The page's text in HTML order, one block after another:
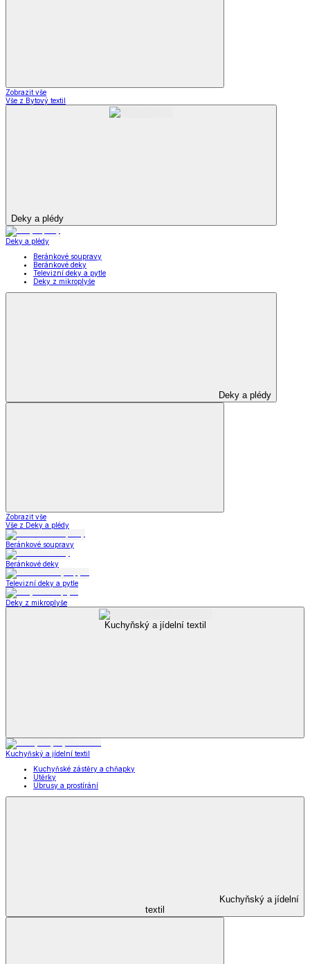
Zobrazit vše
Vše z Bytový textil
Deky a plédy
Deky a plédy
Beránkové soupravy
Beránkové deky
Televizní deky a pytle
Deky z mikroplyše
Deky a plédy
Zobrazit vše
Vše z Deky a plédy
Beránkové soupravy
Beránkové deky
Televizní deky a pytle
Deky z mikroplyše
Kuchyňský a jídelní textil
Kuchyňský a jídelní textil
Kuchyňské zástěry a chňapky
Utěrky
Ubrusy a prostírání
Kuchyňský a jídelní
textil